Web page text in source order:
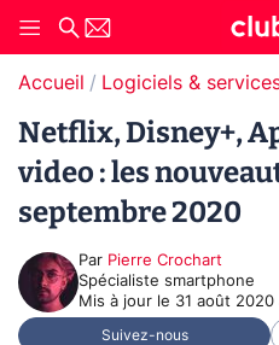
Accueil Logiciels &
Netflix, Disney+,
video : les
septembre 2020
Par Pierre Crochart
Spécialiste smartphone
Mis à jour le 31 août 2020
Suivez-nous